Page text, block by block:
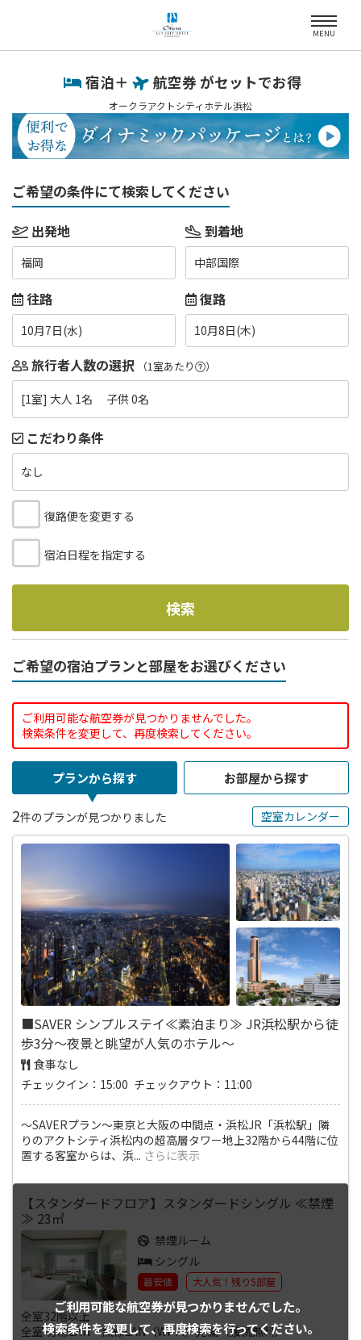
MENU
宿泊＋ 航空券 がセットでお得
オークラアクトシティホテル浜松
ご希望の条件にて検索してください
出発地
福岡
到着地
中部国際
往路
10月7日(水)
復路
10月8日(木)
旅行者人数の選択 （1室あたり ）
[1室] 大人 1名 子供 0名
こだわり条件
なし
復路便を変更する
宿泊日程を指定する
検索
ご希望の宿泊プランと部屋をお選びください
ご利用可能な航空券が見つかりませんでした。
検索条件を変更して、再度検索してください。
プランから探す お部屋から探す
2件のプランが見つかりました 空室カレンダー
■SAVER シンプルステイ≪素泊まり≫ JR浜松駅から徒
歩3分～夜景と眺望が人気のホテル～
食事なし
チェックイン：15:00 チェックアウト：11:00
～SAVERプラン～東京と大阪の中間点・浜松JR「浜松駅」隣
りのアクトシティ浜松内の超高層タワー地上32階から44階に位
置する客室からは、浜... さらに表示
ご利用可能な航空券が見つかりませんでした。
検索条件を変更して、再度検索を行ってください。
【スタンダードフロア】スタンダードシングル ≪禁煙
≫ 23㎡
禁煙ルーム
シングル
最安値 大人気！残り5部屋
全室32階以上
全室 有線LAN・無線LAN（Wi-Fi）完備（接続無料）